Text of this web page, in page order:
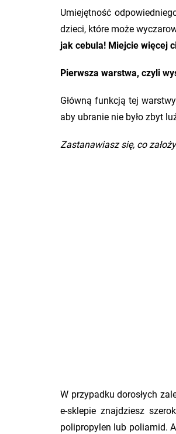
Umiejętność
dzieci, które może
jak cebula! Miejcie więcej
Pierwsza warstwa, czyli
Główną funkcją tej
aby ubranie nie było zbyt
Zastanawiasz się, co
W przypadku dorosłych
e-sklepie znajdziesz
polipropylen lub poliamid.